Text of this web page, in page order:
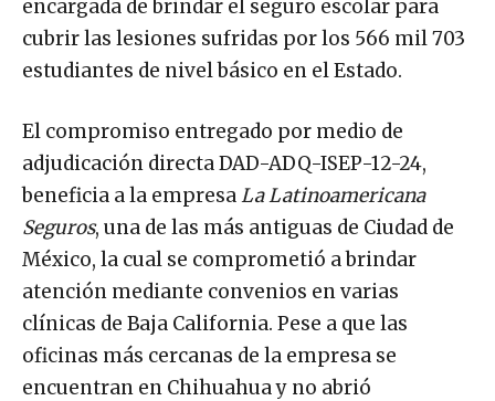
encargada de brindar el seguro escolar para
cubrir las lesiones sufridas por los 566 mil 703
estudiantes de nivel básico en el Estado.
El compromiso entregado por medio de
adjudicación directa DAD-ADQ-ISEP-12-24,
beneficia a la empresaLa Latinoamericana
Seguros, una de las más antiguas de Ciudad de
México, la cual se comprometió a brindar
atención mediante convenios en varias
clínicas de Baja California. Pese a que las
oficinas más cercanas de la empresa se
encuentran en Chihuahua y no abrió